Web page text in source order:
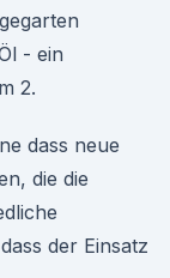
- ein
2.
dass neue
die die
der Einsatz